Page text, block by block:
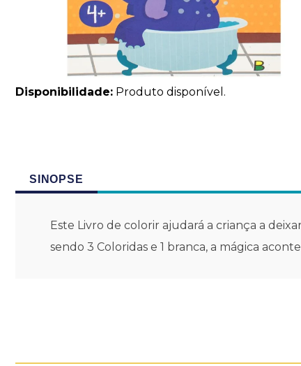
Disponibilidade: Produto disponível.
SINOPSE
Este Livro de colorir ajudará a criança a
sendo 3 Coloridas e 1 branca, a mágica